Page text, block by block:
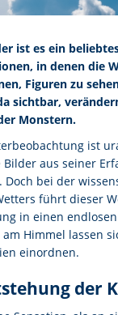
ist es ein
in denen die
Figuren zu
sichtbar,
Monstern.
ist
aus seiner
Doch bei der
führt dieser
in einen
Himmel lassen
einordnen.
der